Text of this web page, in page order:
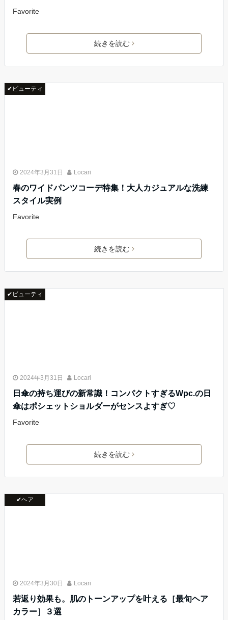
Favorite
続きを読む
✔ビューティ
2024年3月31日 Locari
春のワイドパンツコーデ特集！大人カジュアルな洗練
スタイル実例
Favorite
続きを読む
✔ビューティ
2024年3月31日 Locari
日傘の持ち運びの新常識！コンパクトすぎるWpc.の日
傘はポシェットショルダーがセンスよすぎ♡
Favorite
続きを読む
✔ヘア
2024年3月30日 Locari
若返り効果も。肌のトーンアップを叶える［最旬ヘア
カラー］３選